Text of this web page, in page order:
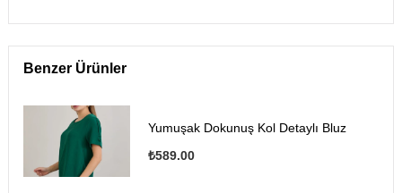
Benzer Ürünler
Yumuşak Dokunuş Kol Detaylı Bluz
₺589.00